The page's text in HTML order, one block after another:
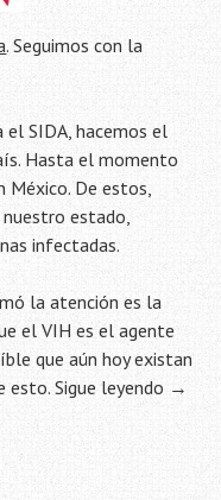
. Seguimos con la
SIDA, hacemos el
Hasta el momento
México. De estos,
estado,
infectadas.
la atención es la
el VIH es el agente
que aún hoy existan
esto.Sigue leyendo →